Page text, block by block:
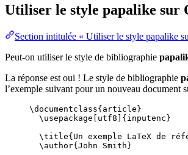
Utiliser le style papalike sur
Section intitulée « Utiliser le style papalike
Peut-on utiliser le style de bibliographie
La réponse est oui ! Le style de bibliographie
l’exemple suivant pour un nouveau document
\documentclass{ article }
\usepackage
utf8 ]{ inputenc }
\title{Un exemple LaTeX de
\author{John Smith}